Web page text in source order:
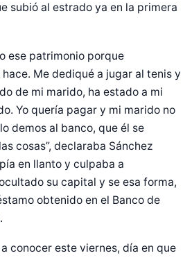
subió al estrado ya en la primera
ese patrimonio porque
Me dediqué a jugar al tenis y
de mi marido, ha estado a mi
Yo quería pagar y mi marido no
demos al banco, que él se
cosas”, declaraba Sánchez
en llanto y culpaba a
su capital y se esa forma,
obtenido en el Banco de
conocer este viernes, día en que